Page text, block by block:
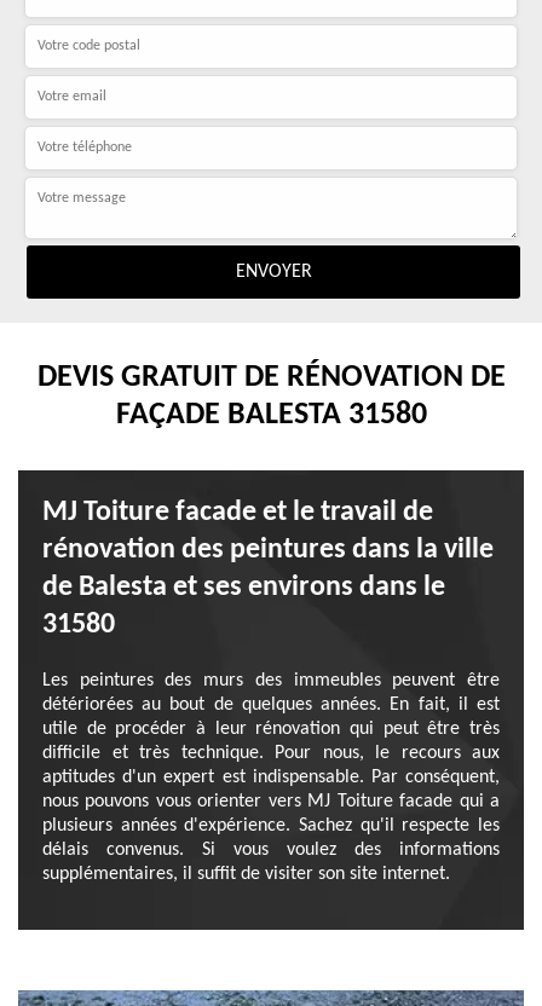
DEVIS GRATUIT DE RÉNOVATION DE
FAÇADE BALESTA 31580
MJ Toiture facade et le travail de
rénovation des peintures dans la ville
de Balesta et ses environs dans le
31580
Les peintures des murs des immeubles peuvent être
détériorées au bout de quelques années. En fait, il est
utile de procéder à leur rénovation qui peut être très
difficile et très technique. Pour nous, le recours aux
aptitudes d'un expert est indispensable. Par conséquent,
nous pouvons vous orienter vers MJ Toiture facade qui a
plusieurs années d'expérience. Sachez qu'il respecte les
délais convenus. Si vous voulez des informations
supplémentaires, il suffit de visiter son site internet.